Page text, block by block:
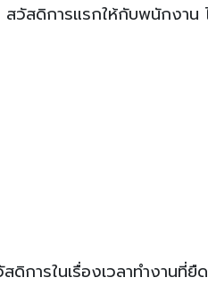
วัสดิการแรกให้กับพนักงาน
การในเรื่องเวลาทำงานที่ยื